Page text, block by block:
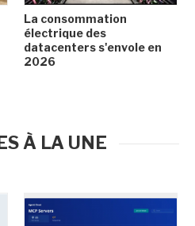
La consommation
électrique des
datacenters s'envole en
2026
À LA UNE